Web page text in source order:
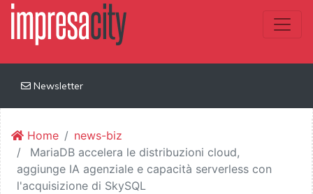
Newsletter
Home
news-biz
MariaDB accelera le distribuzioni cloud,
aggiunge IA agenziale e capacità serverless con
l'acquisizione di SkySQL